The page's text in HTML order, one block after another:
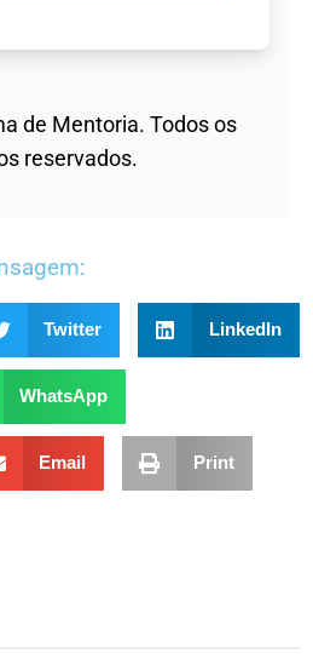
de Mentoria. Todos os
reservados.
Twitter LinkedIn
WhatsApp
Email Print